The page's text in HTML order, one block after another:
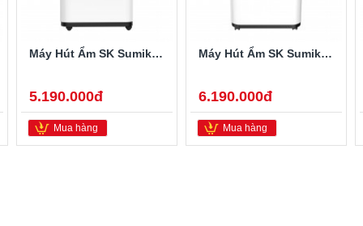
Máy Hút Ẩm SK Sumikura 20 Lít SK-220LA
5.190.000đ
Mua hàng
Máy Hút Ẩm SK Sumikura 25 Lít SK-260LA
6.190.000đ
Mua hàng